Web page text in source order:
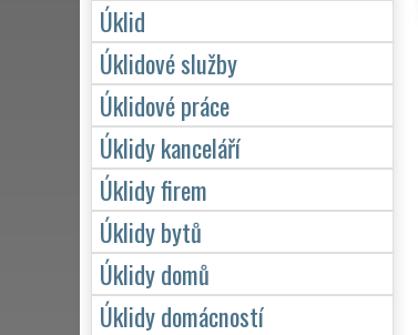
Úklid
Úklidové služby
Úklidové práce
Úklidy kanceláří
Úklidy firem
Úklidy bytů
Úklidy domů
Úklidy domácností